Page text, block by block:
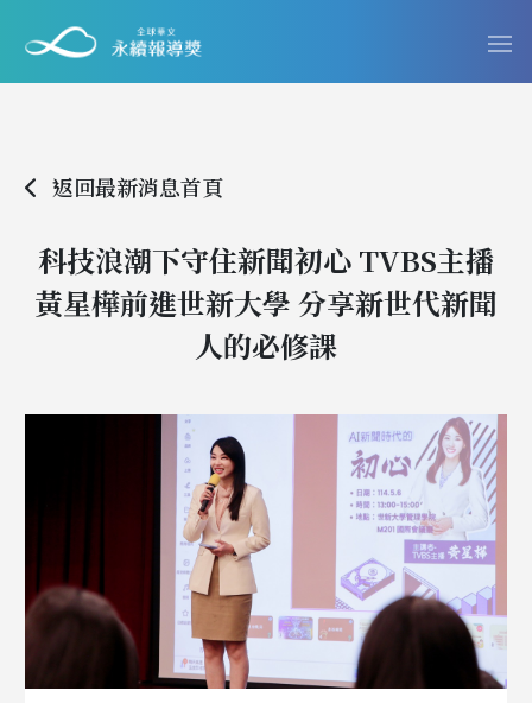
返回最新消息首頁
科技浪潮下守住新聞初心 TVBS主播
黃星樺前進世新大學 分享新世代新聞
人的必修課